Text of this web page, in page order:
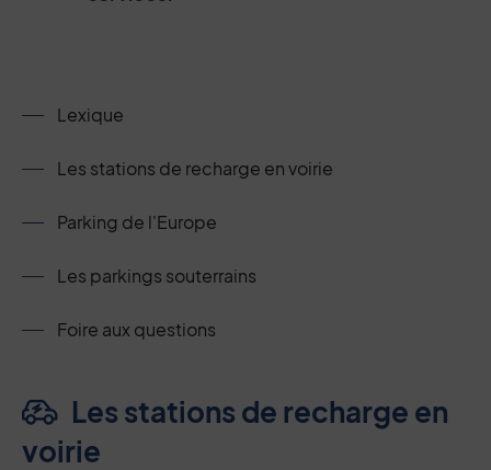
Lexique
Les stations de recharge en voirie
Parking de l'Europe
Les parkings souterrains
Foire aux questions
Les stations de recharge en
voirie